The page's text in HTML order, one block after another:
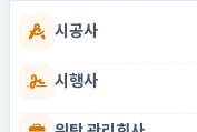
시공사
시행사